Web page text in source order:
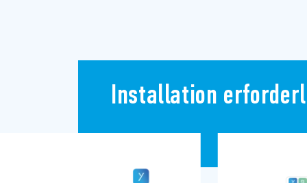
Installation